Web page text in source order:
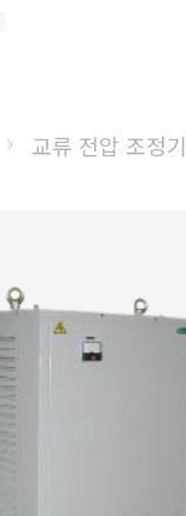
교류 전압 조정기